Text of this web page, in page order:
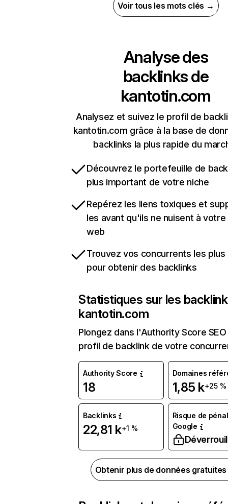
Voir tous les mots clés →
Analyse des
backlinks de
kantotin.com
Analysez et suivez le profil de
kantotin.com grâce à la base de
backlinks la plus rapide du
Découvrez le portefeuille de
plus important de votre niche
Repérez les liens toxiques et
les avant qu'ils ne nuisent à
web
Trouvez vos concurrents les
pour obtenir des backlinks
Statistiques sur les
kantotin.com
Plongez dans l'Authority Score
profil de backlink de votre
Authority Score
18
Domaines
1,85 k+25 %
Backlinks
22,81 k+1 %
Risque de
Google
Obtenir plus de données